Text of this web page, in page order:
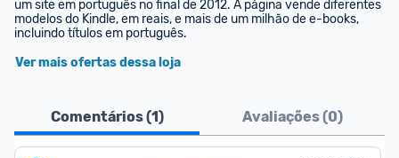
um site em português no final de 2012. A página vende diferentes
modelos do Kindle, em reais, e mais de um milhão de e-books,
incluindo títulos em português.
Ver mais ofertas dessa loja
Comentários (1) Avaliações (0)